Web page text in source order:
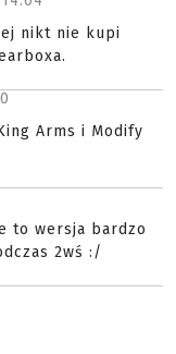
nikt nie kupi
Arms i Modify
to wersja bardzo
2wś :/